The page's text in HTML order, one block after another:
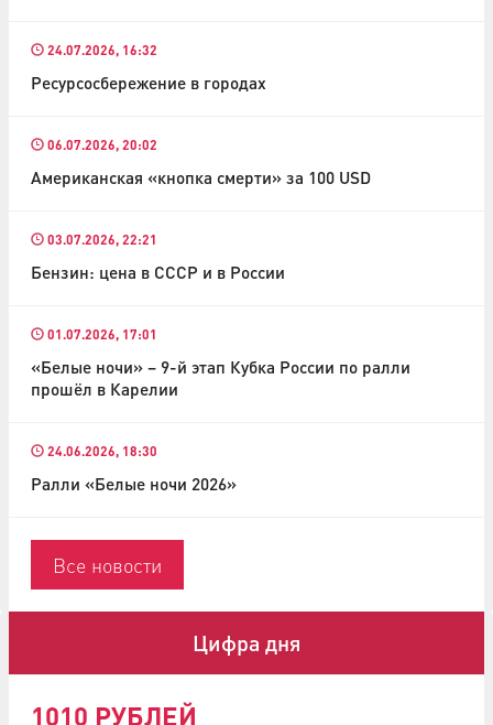
24.07.2026, 16:32
Ресурсосбережение в городах
06.07.2026, 20:02
Американская «кнопка смерти» за 100 USD
03.07.2026, 22:21
Бензин: цена в СССР и в России
01.07.2026, 17:01
«Белые ночи» – 9-й этап Кубка России по ралли
прошёл в Карелии
24.06.2026, 18:30
Ралли «Белые ночи 2026»
Все новости
Цифра дня
1010 РУБЛЕЙ